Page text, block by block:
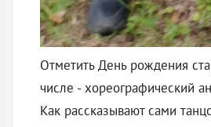
Отметить День рождения
числе - хореографический
Как рассказывают сами